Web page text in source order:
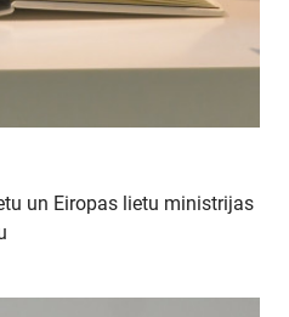
un Eiropas lietu ministrijas